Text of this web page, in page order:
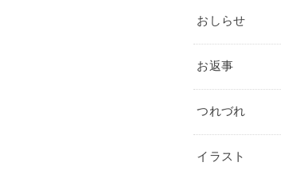
おしらせ
お返事
つれづれ
イラスト